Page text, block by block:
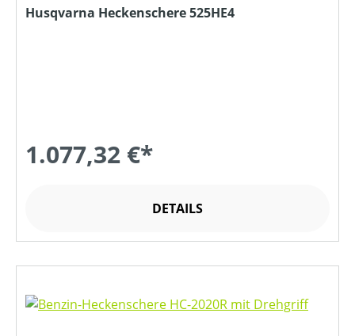
Husqvarna Heckenschere 525HE4
1.077,32 €*
DETAILS